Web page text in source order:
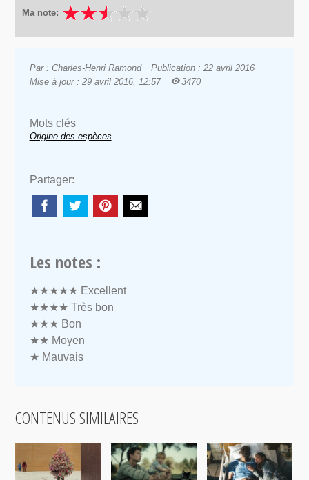
Ma note:
Par : Charles-Henri Ramond
Publication : 22 avril 2016
Mise à jour : 29 avril 2016, 12:57
3470
Mots clés
Origine des espèces
Partager:
Les notes :
★★★★★ Excellent
★★★★ Très bon
★★★ Bon
★★ Moyen
★ Mauvais
CONTENUS SIMILAIRES